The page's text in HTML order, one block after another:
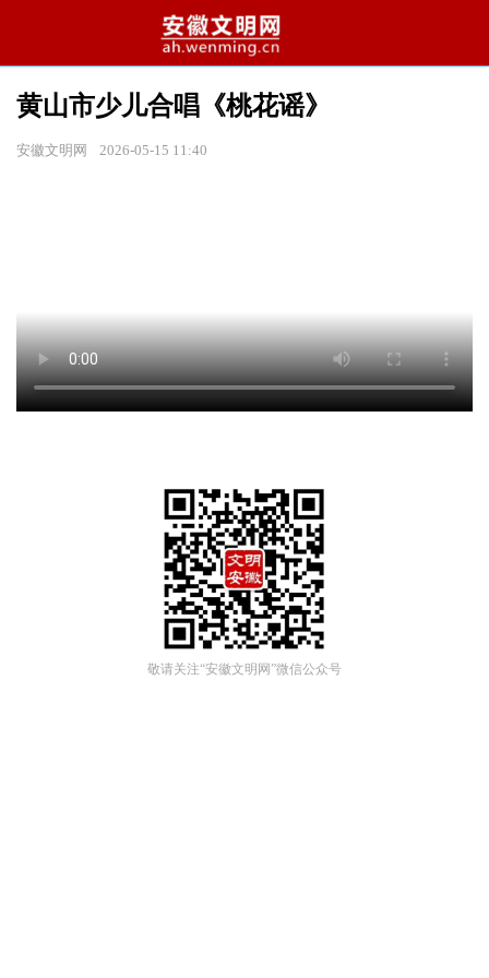
黄山市少儿合唱《桃花谣》
安徽文明网 2026-05-15 11:40
敬请关注“安徽文明网”微信公众号